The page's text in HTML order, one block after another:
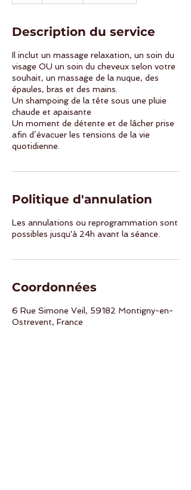
Description du service
Il inclut un massage relaxation, un soin du
visage OU un soin du cheveux selon votre
souhait, un massage de la nuque, des
épaules, bras et des mains.
Un shampoing de la tête sous une pluie
chaude et apaisante
Un moment de détente et de lâcher prise
afin d’évacuer les tensions de la vie
quotidienne.
Politique d'annulation
Les annulations ou reprogrammation sont
possibles jusqu'à 24h avant la séance.
Coordonnées
6 Rue Simone Veil, 59182 Montigny-en-
Ostrevent, France